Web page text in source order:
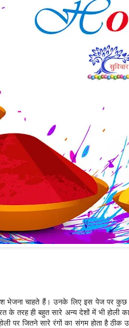
भेजना चाहते हैं। उनके लिए इस पेज पर
ही बहुत सारे अन्य देशों में भी होली का
पर जितने सारे रंगों का संगम होता है ठीक